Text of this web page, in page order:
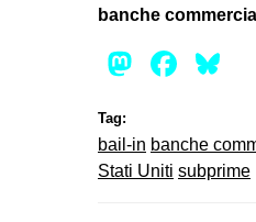
banche
Tag:
bail-in banche
Stati Uniti subprime